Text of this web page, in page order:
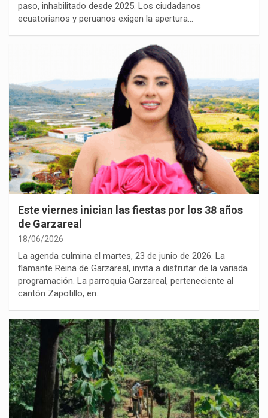
paso, inhabilitado desde 2025. Los ciudadanos
ecuatorianos y peruanos exigen la apertura…
Este viernes inician las fiestas por los 38 años
de Garzareal
18/06/2026
La agenda culmina el martes, 23 de junio de 2026. La
flamante Reina de Garzareal, invita a disfrutar de la variada
programación. La parroquia Garzareal, perteneciente al
cantón Zapotillo, en…